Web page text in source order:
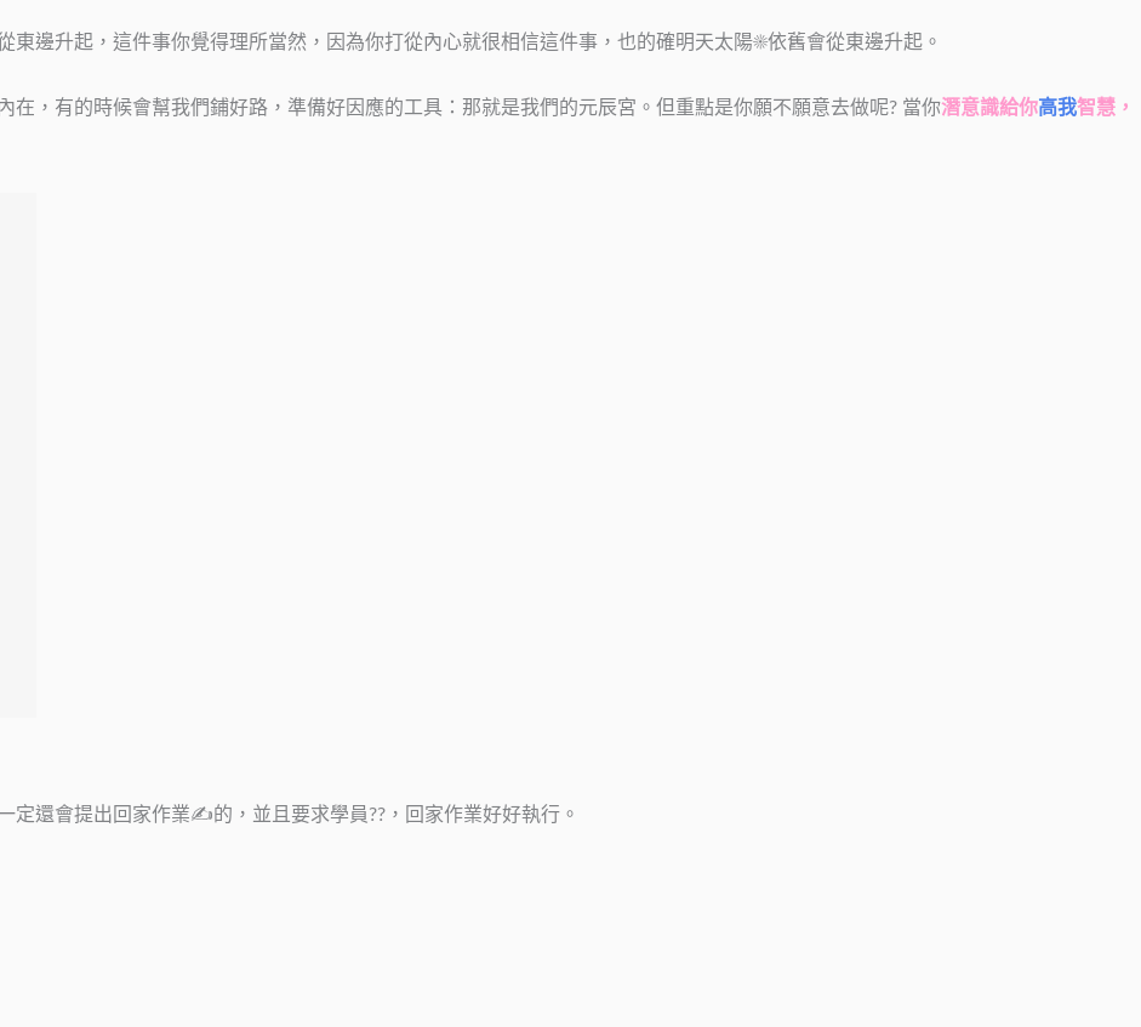
邊升起，這件事你覺得理所當然，因為你打從內心就很相信這件事，也的確明天太陽☀依舊會從東邊升起。
在，有的時候會幫我們鋪好路，準備好因應的工具：那就是我們的元辰宮。但重點是你願不願意去做呢? 當你潛意識給你高我智慧，
定還會提出回家作業✍️的，並且要求學員?‍?，回家作業好好執行。